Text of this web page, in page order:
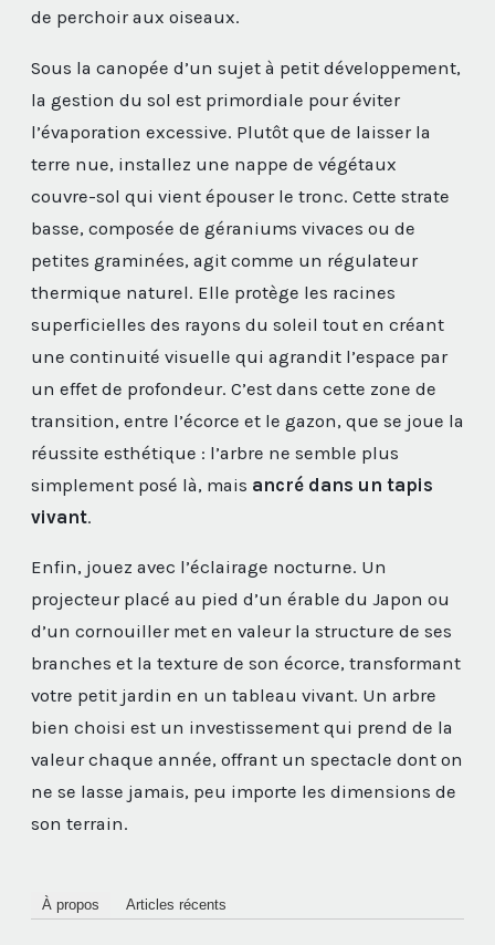
de perchoir aux oiseaux.
Sous la canopée d’un sujet à petit développement,
la gestion du sol est primordiale pour éviter
l’évaporation excessive. Plutôt que de laisser la
terre nue, installez une nappe de végétaux
couvre-sol qui vient épouser le tronc. Cette strate
basse, composée de géraniums vivaces ou de
petites graminées, agit comme un régulateur
thermique naturel. Elle protège les racines
superficielles des rayons du soleil tout en créant
une continuité visuelle qui agrandit l’espace par
un effet de profondeur. C’est dans cette zone de
transition, entre l’écorce et le gazon, que se joue la
réussite esthétique : l’arbre ne semble plus
simplement posé là, mais ancré dans un tapis
vivant.
Enfin, jouez avec l’éclairage nocturne. Un
projecteur placé au pied d’un érable du Japon ou
d’un cornouiller met en valeur la structure de ses
branches et la texture de son écorce, transformant
votre petit jardin en un tableau vivant. Un arbre
bien choisi est un investissement qui prend de la
valeur chaque année, offrant un spectacle dont on
ne se lasse jamais, peu importe les dimensions de
son terrain.
À propos Articles récents